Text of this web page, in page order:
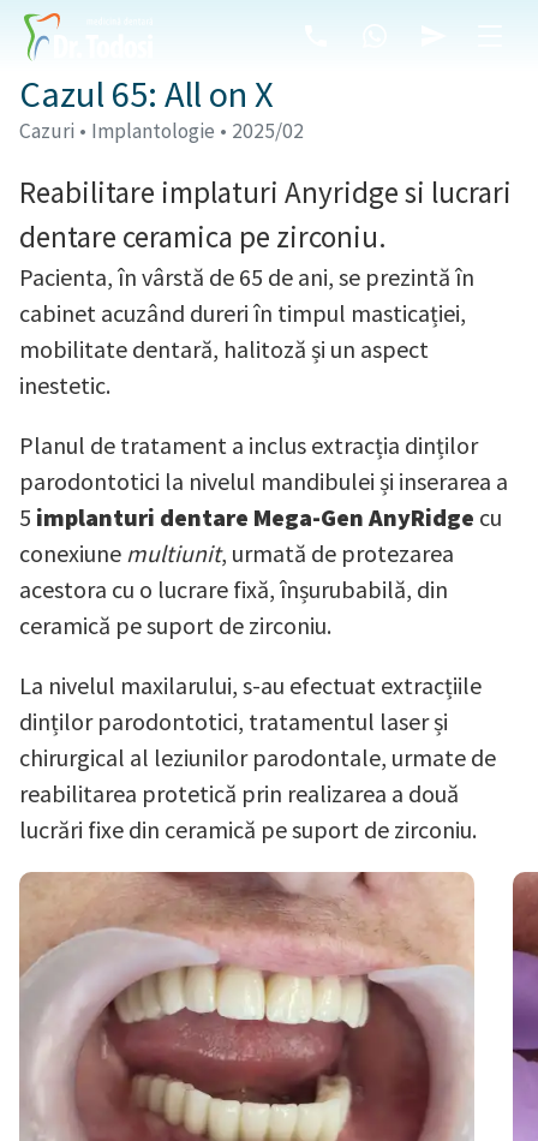
Cazul 65: All on X
Cazuri • Implantologie • 2025/02
Reabilitare implaturi Anyridge si lucrari
dentare ceramica pe zirconiu.
Pacienta, în vârstă de 65 de ani, se prezintă în
cabinet acuzând dureri în timpul masticației,
mobilitate dentară, halitoză și un aspect
inestetic.
Planul de tratament a inclus extracția dinților
parodontotici la nivelul mandibulei și inserarea a
5 implanturi dentare Mega-Gen AnyRidge cu
conexiune multiunit, urmată de protezarea
acestora cu o lucrare fixă, înșurubabilă, din
ceramică pe suport de zirconiu.
La nivelul maxilarului, s-au efectuat extracțiile
dinților parodontotici, tratamentul laser și
chirurgical al leziunilor parodontale, urmate de
reabilitarea protetică prin realizarea a două
lucrări fixe din ceramică pe suport de zirconiu.